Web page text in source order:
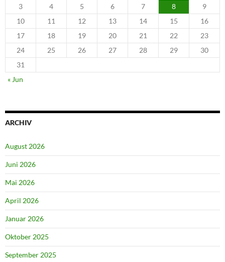
3
4 5 6 7 8
9
10
11 12 13 14 15
16
17
18 19 20 21 22
23
24
25 26 27 28 29
30
31
« Jun
ARCHIV
August 2026
Juni 2026
Mai 2026
April 2026
Januar 2026
Oktober 2025
September 2025